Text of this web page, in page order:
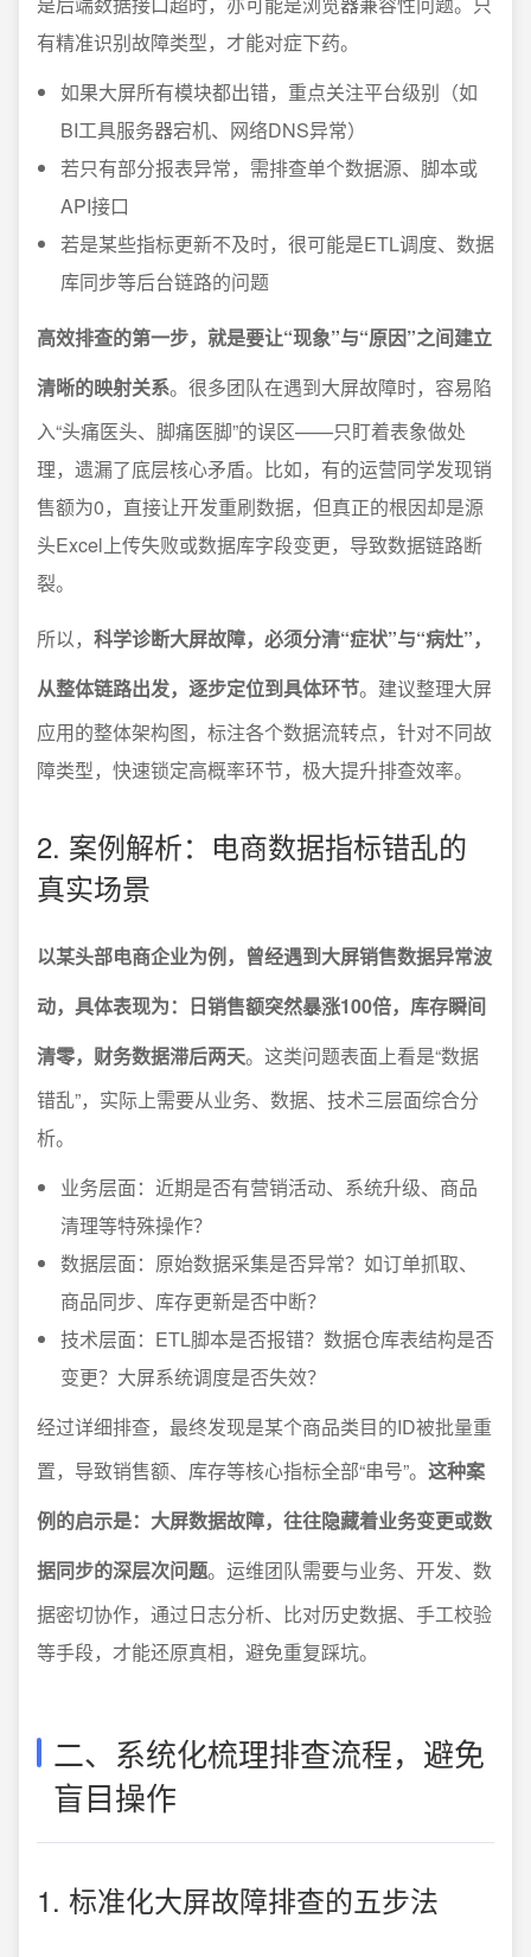
有精准识别故障类型，才能对症下药。
如果大屏所有模块都出错，重点关注平台级别（如
BI工具服务器宕机、网络DNS异常）
若只有部分报表异常，需排查单个数据源、脚本或
API接口
若是某些指标更新不及时，很可能是ETL调度、数据
库同步等后台链路的问题
高效排查的第一步，就是要让“现象”与“原因”之间建立
清晰的映射关系。很多团队在遇到大屏故障时，容易陷
入“头痛医头、脚痛医脚”的误区——只盯着表象做处
理，遗漏了底层核心矛盾。比如，有的运营同学发现销
售额为0，直接让开发重刷数据，但真正的根因却是源
头Excel上传失败或数据库字段变更，导致数据链路断
裂。
所以， 科学诊断大屏故障，必须分清“症状”与“病灶”，
从整体链路出发，逐步定位到具体环节。建议整理大屏
应用的整体架构图，标注各个数据流转点，针对不同故
障类型，快速锁定高概率环节，极大提升排查效率。
2. 案例解析：电商数据指标错乱的
真实场景
以某头部电商企业为例，曾经遇到大屏销售数据异常波
动，具体表现为：日销售额突然暴涨100倍，库存瞬间
清零，财务数据滞后两天。这类问题表面上看是“数据
错乱”，实际上需要从业务、数据、技术三层面综合分
析。
业务层面：近期是否有营销活动、系统升级、商品
清理等特殊操作？
数据层面：原始数据采集是否异常？如订单抓取、
商品同步、库存更新是否中断？
技术层面：ETL脚本是否报错？数据仓库表结构是否
变更？大屏系统调度是否失效？
经过详细排查，最终发现是某个商品类目的ID被批量重
置，导致销售额、库存等核心指标全部“串号”。 这种案
例的启示是：大屏数据故障，往往隐藏着业务变更或数
据同步的深层次问题。运维团队需要与业务、开发、数
据密切协作，通过日志分析、比对历史数据、手工校验
等手段，才能还原真相，避免重复踩坑。
二、系统化梳理排查流程，避免
盲目操作
1. 标准化大屏故障排查的五步法